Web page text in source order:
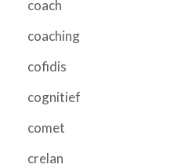
coach
coaching
cofidis
cognitief
comet
crelan